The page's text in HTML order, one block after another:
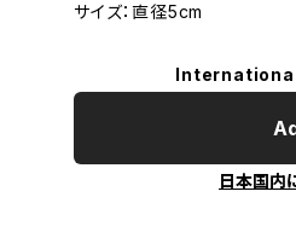
サイズ：直径5cm
日本国内